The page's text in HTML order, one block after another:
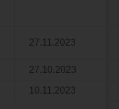
27.11.2023
27.10.2023
10.11.2023